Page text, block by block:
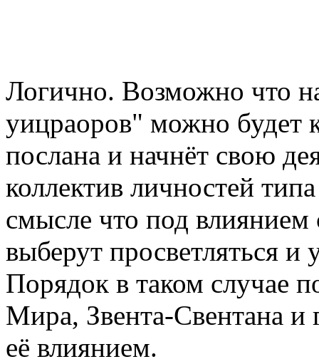
Логично. Возможно что
уицраоров" можно будет
послана и начнёт свою
коллектив личностей
смысле что под
выберут просветляться и
Порядок в таком случае
Мира, Звента-Свентана и
её влиянием.